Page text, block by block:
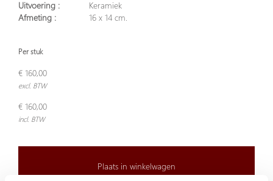
Uitvoering :
Keramiek
Afmeting :
16 x 14 cm.
Per stuk
€ 160,00
excl. BTW
€ 160,00
incl. BTW
Plaats in winkelwagen